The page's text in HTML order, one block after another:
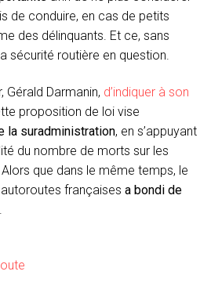
de conduire, en cas de petits
des délinquants. Et ce, sans
sécurité routière en question.
Gérald Darmanin, d’indiquer à son
proposition de loi vise
la suradministration, en s’appuyant
du nombre de morts sur les
que dans le même temps, le
françaises a bondi de
.